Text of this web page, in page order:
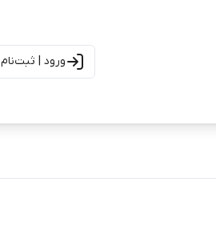
ورود | ثبت‌نام